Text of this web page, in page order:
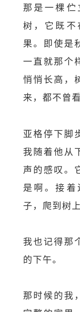
那是一棵
树，它既
果。即使是
一直就那个
悄悄长高，
来，都不曾
亚格停下脚
我随着他从
声的感叹。
是啊。接
子，爬到树
我也记得那
的下午。
那时候的我